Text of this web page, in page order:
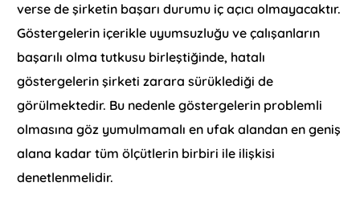
verse de şirketin başarı durumu iç açıcı olmayacaktır.
Göstergelerin içerikle uyumsuzluğu ve çalışanların
başarılı olma tutkusu birleştiğinde, hatalı
göstergelerin şirketi zarara sürüklediği de
görülmektedir. Bu nedenle göstergelerin problemli
olmasına göz yumulmamalı en ufak alandan en geniş
alana kadar tüm ölçütlerin birbiri ile ilişkisi
denetlenmelidir.